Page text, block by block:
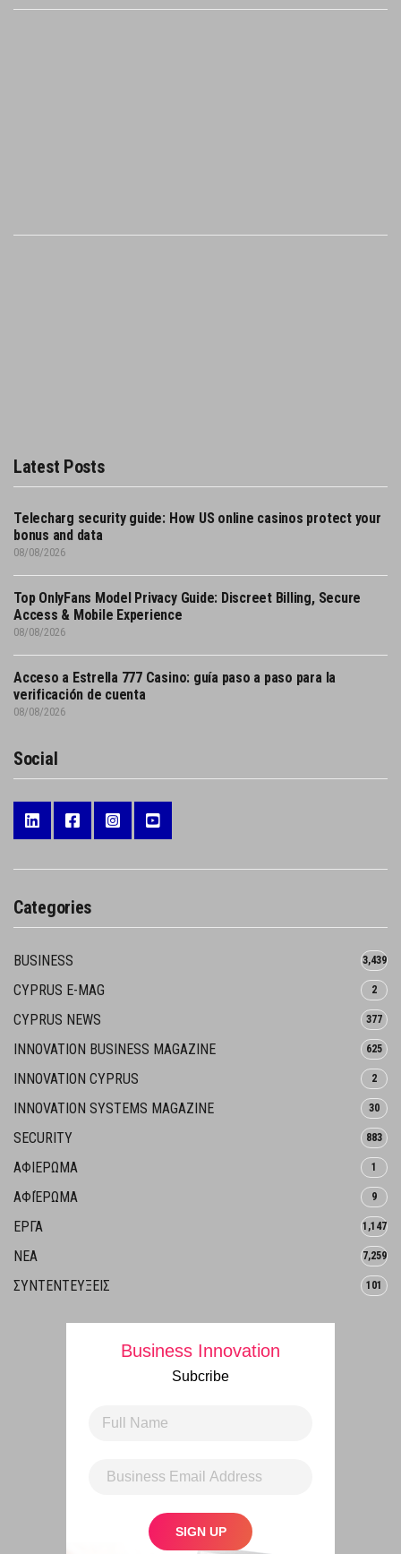
Latest Posts
Telecharg security guide: How US online casinos protect your
bonus and data
08/08/2026
Top OnlyFans Model Privacy Guide: Discreet Billing, Secure
Access & Mobile Experience
08/08/2026
Acceso a Estrella 777 Casino: guía paso a paso para la
verificación de cuenta
08/08/2026
Social
Categories
BUSINESS 3,439
CYPRUS E-MAG 2
CYPRUS NEWS 377
INNOVATION BUSINESS MAGAZINE 625
INNOVATION CYPRUS 2
INNOVATION SYSTEMS MAGAZINE 30
SECURITY 883
ΑΦΙΕΡΩΜΑ 1
ΑΦΙΈΡΩΜΑ 9
ΕΡΓΑ 1,147
ΝΕΑ 7,259
ΣΥΝΤΕΝΤΕΥΞΕΙΣ 101
Business Innovation
Subcribe